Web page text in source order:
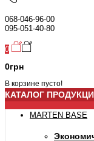
068-046-96-00
095-051-40-80
0
0грн
В корзине пусто!
КАТАЛОГ
MARTEN BASE